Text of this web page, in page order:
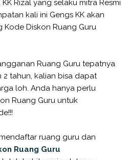
Rizal yang selaku mitra Resmi
kali ini Gengs KK akan
Diskon Ruang Guru
Ruang Guru tepatnya
tahun, kalian bisa dapat
loh. Anda hanya perlu
Ruang Guru untuk
ruang guru dan
Ruang Guru